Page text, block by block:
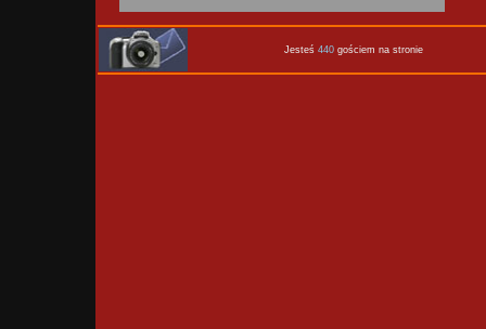
Jesteś 440 gościem na stronie